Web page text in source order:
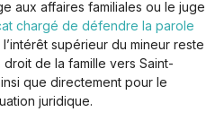
aux affaires familiales ou le juge
chargé de défendre la parole
supérieur du mineur reste
de la famille vers Saint-
que directement pour le
juridique.